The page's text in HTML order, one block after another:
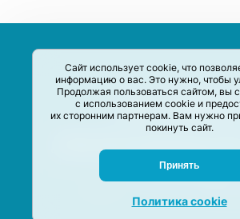
Сайт использует cookie, что
информацию о вас. Это нужно, чтобы
Продолжая пользоваться сайтом, вы
с использованием cookie и
их сторонним партнерам. Вам нужно
покинуть сайт.
Принять
Политика cookie
систематизации акций и скидок на
Задать вопрос
© M-Social production 2020 –